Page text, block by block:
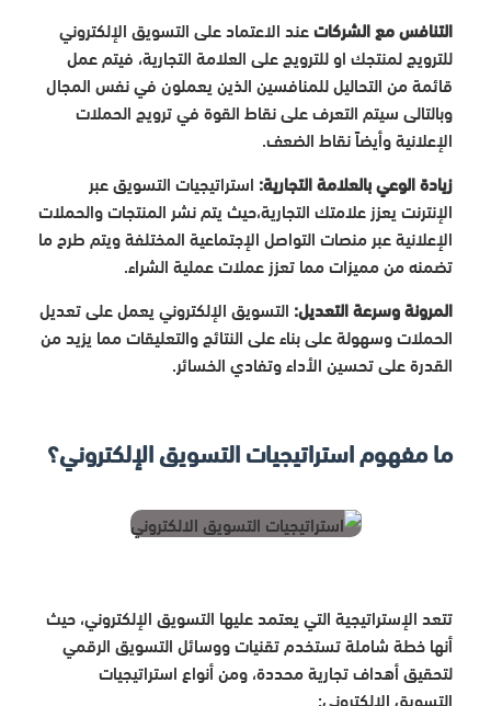
التنافس مع الشركاتعند الاعتماد على التسويق الإلكتروني
للترويج لمنتجك او للترويج على العلامة التجارية، فيتم عمل
قائمة من التحاليل للمنافسين الذين يعملون في نفس المجال
وبالتالى سيتم التعرف على نقاط القوة في ترويج الحملات
الإعلانية وأيضاً نقاط الضعف.
زيادة الوعي بالعلامة التجارية: استراتيجيات التسويق عبر
الإنترنت يعزز علامتك التجارية،حيث يتم نشر المنتجات والحملات
الإعلانية عبر منصات التواصل الإجتماعية المختلفة ويتم طرح ما
تضمنه من مميزات مما تعزز عملات عملية الشراء.
المرونة وسرعة التعديل: التسويق الإلكتروني يعمل على تعديل
الحملات وسهولة على بناء على النتائج والتعليقات مما يزيد من
القدرة على تحسين الأداء وتفادي الخسائر.
ما مفهوم استراتيجيات التسويق الإلكتروني؟
تتعد الإستراتيجية التي يعتمد عليها التسويق الإلكتروني، حيث
أنها خطة شاملة تستخدم تقنيات ووسائل التسويق الرقمي
لتحقيق أهداف تجارية محددة، ومن أنواع استراتيجيات
التسويق الالكتروني: